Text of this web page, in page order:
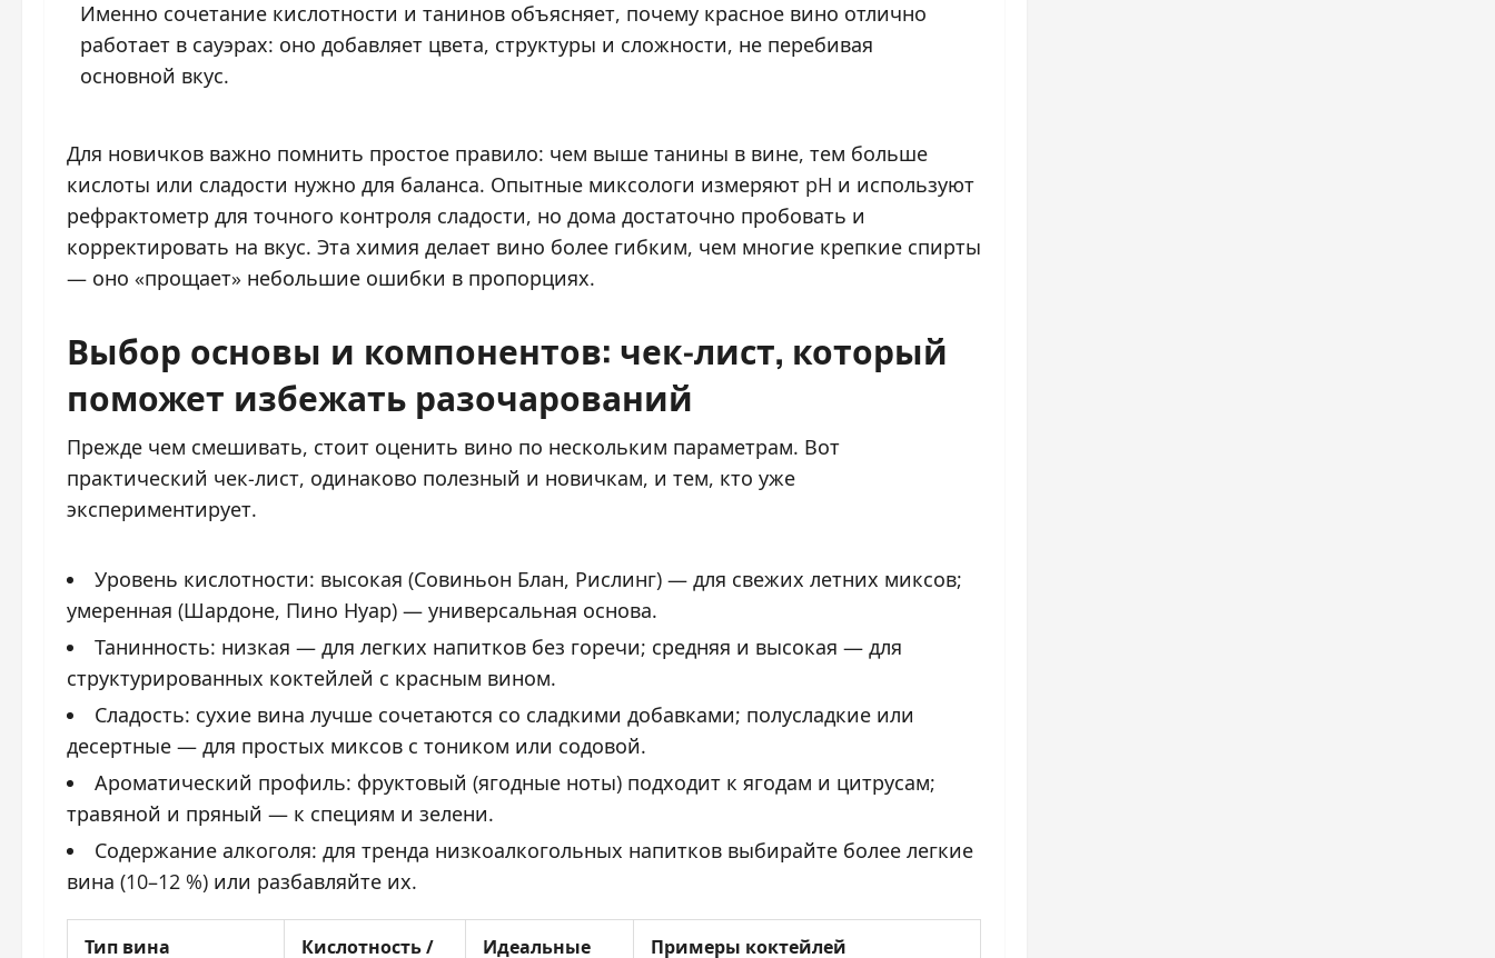
Именно сочетание кислотности и танинов объясняет, почему красное вино отлично
работает в сауэрах: оно добавляет цвета, структуры и сложности, не перебивая
основной вкус.
Для новичков важно помнить простое правило: чем выше танины в вине, тем больше
кислоты или сладости нужно для баланса. Опытные миксологи измеряют pH и используют
рефрактометр для точного контроля сладости, но дома достаточно пробовать и
корректировать на вкус. Эта химия делает вино более гибким, чем многие крепкие спирты
— оно «прощает» небольшие ошибки в пропорциях.
Выбор основы и компонентов: чек-лист, который
поможет избежать разочарований
Прежде чем смешивать, стоит оценить вино по нескольким параметрам. Вот
практический чек-лист, одинаково полезный и новичкам, и тем, кто уже
экспериментирует.
Уровень кислотности: высокая (Совиньон Блан, Рислинг) — для свежих летних миксов;
умеренная (Шардоне, Пино Нуар) — универсальная основа.
Танинность: низкая — для легких напитков без горечи; средняя и высокая — для
структурированных коктейлей с красным вином.
Сладость: сухие вина лучше сочетаются со сладкими добавками; полусладкие или
десертные — для простых миксов с тоником или содовой.
Ароматический профиль: фруктовый (ягодные ноты) подходит к ягодам и цитрусам;
травяной и пряный — к специям и зелени.
Содержание алкоголя: для тренда низкоалкогольных напитков выбирайте более легкие
вина (10–12 %) или разбавляйте их.
Тип вина Кислотность / Идеальные Примеры коктейлей